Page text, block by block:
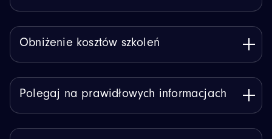
Obniżenie kosztów szkoleń
Polegaj na prawidłowych informacjach